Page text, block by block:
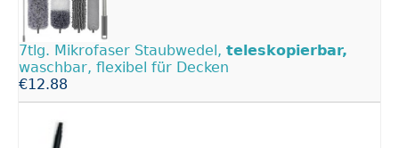
7tlg. Mikrofaser Staubwedel, teleskopierbar,
waschbar, flexibel für Decken
€12.88